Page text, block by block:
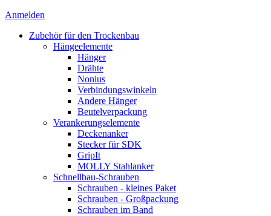
Anmelden
Zubehör für den Trockenbau
Hängeelemente
Hänger
Drähte
Nonius
Verbindungswinkeln
Andere Hänger
Beutelverpackung
Verankerungselemente
Deckenanker
Stecker für SDK
GripIt
MOLLY Stahlanker
Schnellbau-Schrauben
Schrauben - kleines Paket
Schrauben - Großpackung
Schrauben im Band